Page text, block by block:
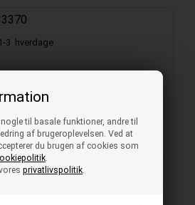
til basale funktioner, andre til
af brugeroplevelsen. Ved at
du brugen af cookies som
.
privatlivspolitik.
3 hverdage
Pant B 24,00